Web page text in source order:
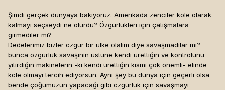
Şimdi gerçek dünyaya bakıyoruz. Amerikada zenciler köle olarak
kalmayı seçseydi ne olurdu? Özgürlükleri için çatışmalara
girmediler mi?
Dedelerimiz bizler özgür bir ülke olalım diye savaşmadılar mı?
bunca özgürlük savaşının üstüne kendi ürettiğin ve kontrolünü
yitirdiğin makinelerin -ki kendi ürettiğin kısmı çok önemli- elinde
köle olmayı tercih ediyorsun. Aynı şey bu dünya için geçerli olsa
bende çoğumuzun yapacağı gibi özgürlük için savaşmayı